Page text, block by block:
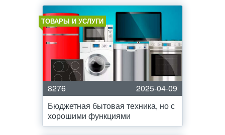
ТОВАРЫ И УСЛУГИ
8276
2025-04-09
Бюджетная бытовая техника, но с
хорошими функциями